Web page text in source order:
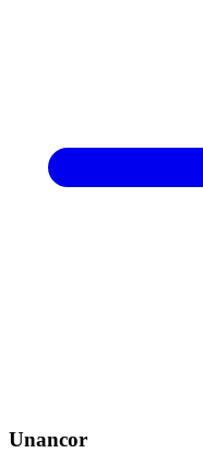
Unancor